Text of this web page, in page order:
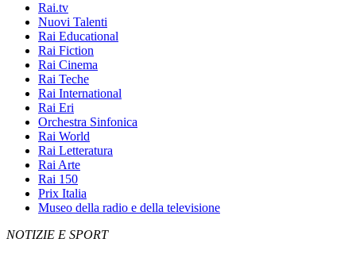
Rai.tv
Nuovi Talenti
Rai Educational
Rai Fiction
Rai Cinema
Rai Teche
Rai International
Rai Eri
Orchestra Sinfonica
Rai World
Rai Letteratura
Rai Arte
Rai 150
Prix Italia
Museo della radio e della televisione
NOTIZIE E SPORT